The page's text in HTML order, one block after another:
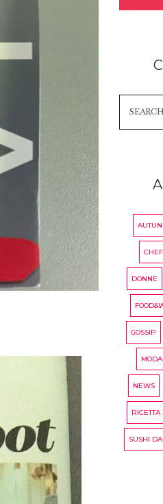
CHEF
DONNE
GOSSIP
MODA
NEWS
SUSHI